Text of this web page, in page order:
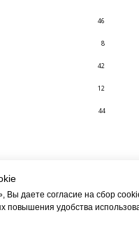
46
8
42
12
44
Вы даете согласие на сбор
повышения удобства